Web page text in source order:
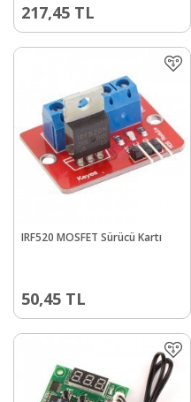
217,45 TL
IRF520 MOSFET Sürücü Kartı
50,45 TL